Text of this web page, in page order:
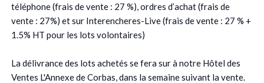
téléphone (frais de vente : 27 %), ordres d’achat (frais de
vente : 27%) et sur Interencheres-Live (frais de vente : 27 % +
1.5% HT pour les lots volontaires)
La délivrance des lots achetés se fera sur à notre Hôtel des
Ventes L'Annexe de Corbas, dans la semaine suivant la vente.